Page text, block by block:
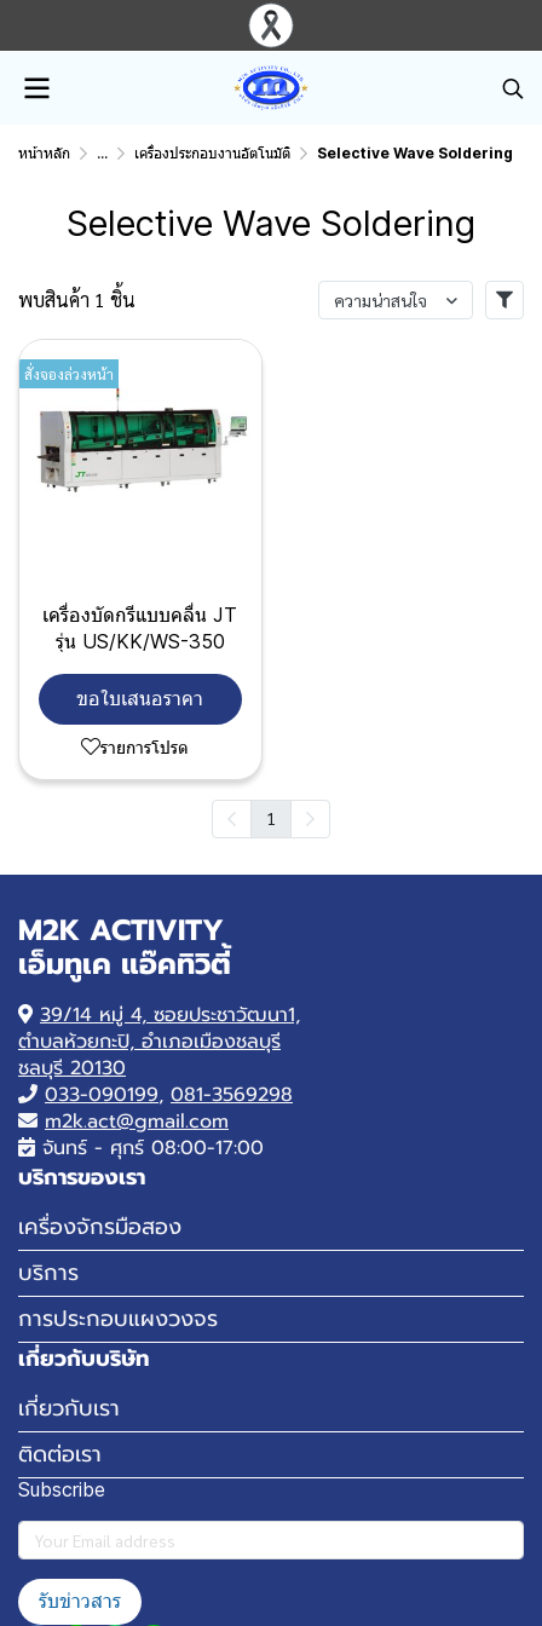
หน้าหลัก ... เครื่องประกอบงานอัตโนมัติ Selective Wave Soldering
Selective Wave Soldering
พบสินค้า 1 ชิ้น ความน่าสนใจ
สั่งจองล่วงหน้า
เครื่องบัดกรีแบบคลื่น JT
รุ่น US/KK/WS-350
ขอใบเสนอราคา
รายการโปรด
1
M2K ACTIVITY
เอ็มทูเค แอ๊คทิวิตี้
39/14 หมู่ 4, ซอยประชาวัฒนา1,
ตำบลห้วยกะปิ, อำเภอเมืองชลบุรี
ชลบุรี 20130
033-090199, 081-3569298
m2k.act@gmail.com
จันทร์ - ศุกร์ 08:00-17:00
บริการของเรา
เครื่องจักรมือสอง
บริการ
การประกอบแผงวงจร
เกี่ยวกับบริษัท
เกี่ยวกับเรา
ติดต่อเรา
Subscribe
รับข่าวสาร